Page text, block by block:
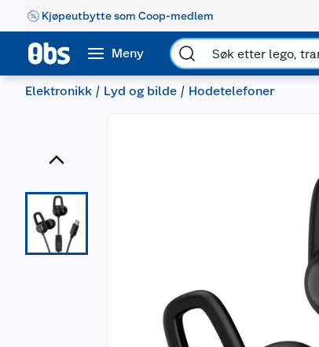
Kjøpeutbytte som Coop-medlem
Meny
Elektronikk Lyd og bilde Hodetelefoner